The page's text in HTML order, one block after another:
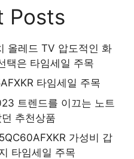
Posts
올레드 TV 압도적인 화
택은 타임세일 주목
타임세일 주목
트렌드를 이끄는 노트
추천상품
가성비 갑
타임세일 주목